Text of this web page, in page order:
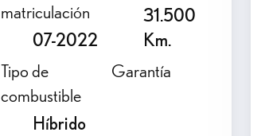
matriculación
07-2022
31.500
Km.
Tipo de
combustible
Híbrido
Garantía